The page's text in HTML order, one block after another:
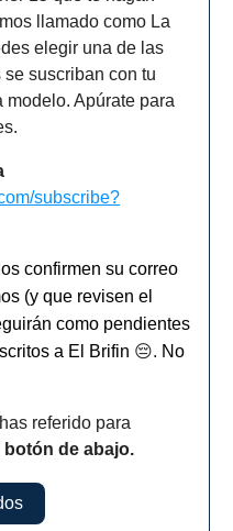
llamado como La
elegir una de las
suscriban con tu
Apúrate para
subscribe?
confirmen su correo
(y que revisen el
como pendientes
a El Brifin 😔. No
referido para
botón de abajo.